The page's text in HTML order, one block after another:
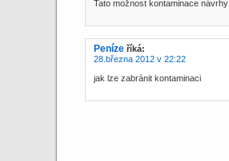
Tato možnost kontaminace návrhy
Peníze říká:
28.března 2012 v 22:22
jak lze zabránit kontaminaci